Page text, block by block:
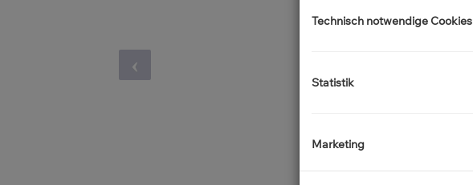
Technisch notwendige Cookies
Statistik
Marketing